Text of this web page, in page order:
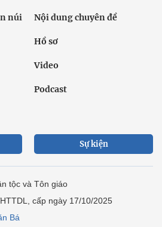
núi Nội dung chuyên đề
Hồ sơ
Video
Podcast
Sự kiện
tộc và Tôn giáo
cấp ngày 17/10/2025
Bá